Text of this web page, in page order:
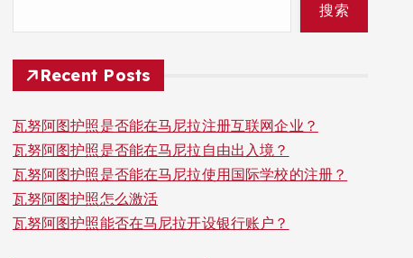
搜索
Recent Posts
瓦努阿图护照是否能在马尼拉注册互联网企业？
瓦努阿图护照是否能在马尼拉自由出入境？
瓦努阿图护照是否能在马尼拉使用国际学校的注册？
瓦努阿图护照怎么激活
瓦努阿图护照能否在马尼拉开设银行账户？